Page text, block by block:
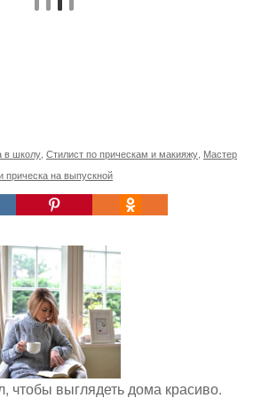
в школу Стилист по прическам и макияжу Мастер
прическа на выпускной
чтобы выглядеть дома красиво.